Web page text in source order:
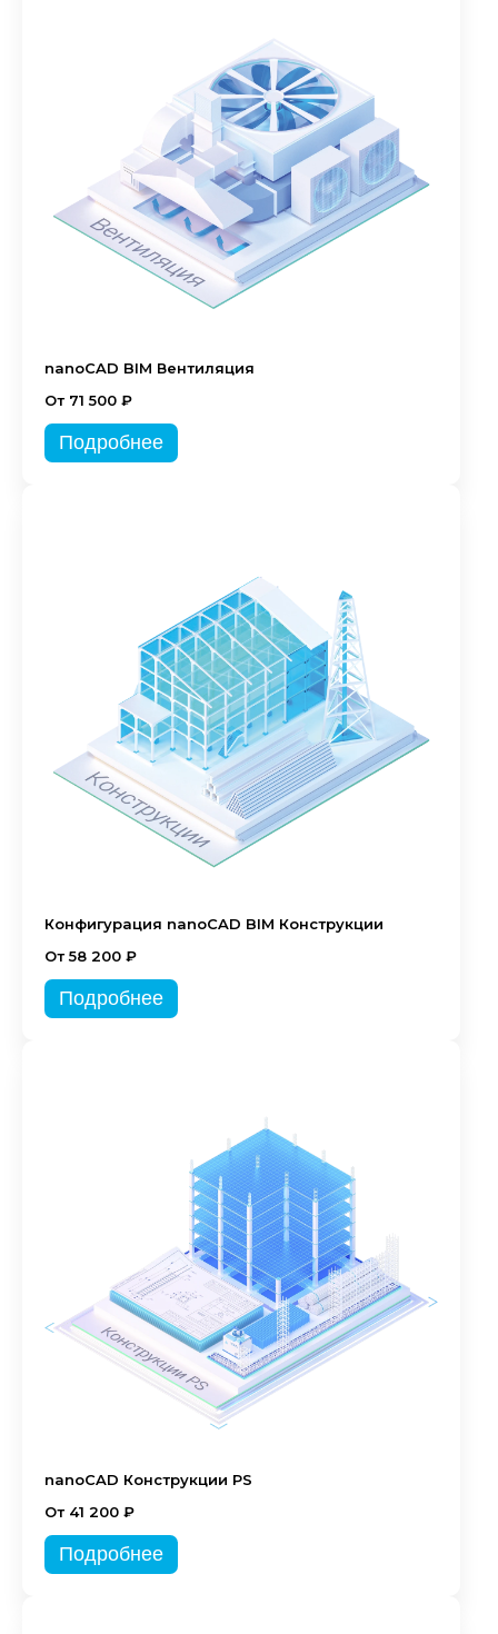
nanoCAD BIM Вентиляция
От 71 500 ₽
Подробнее
Конфигурация nanoCAD BIM Конструкции
От 58 200 ₽
Подробнее
nanoCAD Конструкции PS
От 41 200 ₽
Подробнее